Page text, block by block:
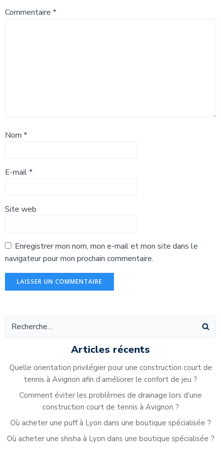
Commentaire *
Nom *
E-mail*
Site web
Enregistrer mon nom, mon e-mail et mon site dans le
navigateur pour mon prochain commentaire.
Articles récents
Quelle orientation privilégier pour une construction court de
tennis à Avignon afin d’améliorer le confort de jeu ?
Comment éviter les problèmes de drainage lors d’une
construction court de tennis à Avignon ?
Où acheter une puff à Lyon dans une boutique spécialisée ?
Où acheter une shisha à Lyon dans une boutique spécialisée ?